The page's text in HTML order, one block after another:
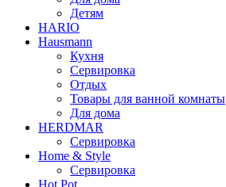
Детям
HARIO
Hausmann
Кухня
Сервировка
Отдых
Товары для ванной комнаты
Для дома
HERDMAR
Сервировка
Home & Style
Сервировка